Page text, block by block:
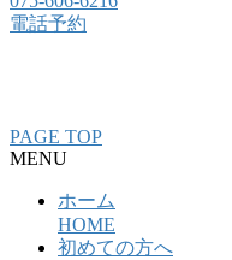
電話予約
PAGE TOP
MENU
ホーム
HOME
初めての方へ